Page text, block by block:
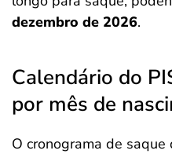
dezembro de 2026.
Calendário do
por mês de
O cronograma de saque